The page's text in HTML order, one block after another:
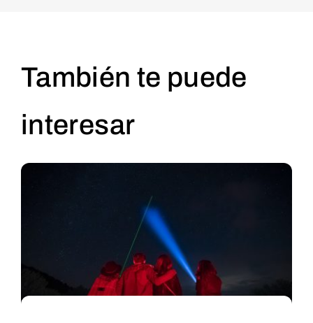
También te puede
interesar